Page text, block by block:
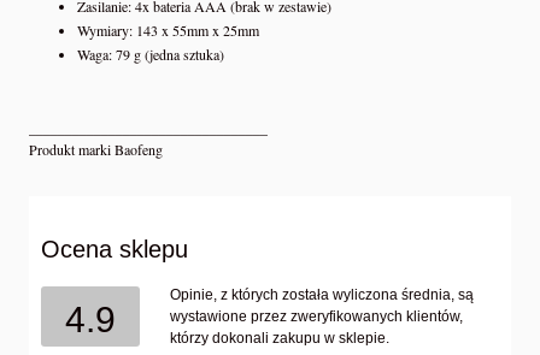
Zasilanie: 4x bateria AAA (brak w zestawie)
Wymiary: 143 x 55mm x 25mm
Waga: 79 g (jedna sztuka)
Produkt marki Baofeng
Ocena sklepu
4.9
Opinie, z których została wyliczona średnia, są
wystawione przez zweryfikowanych klientów,
którzy dokonali zakupu w sklepie.